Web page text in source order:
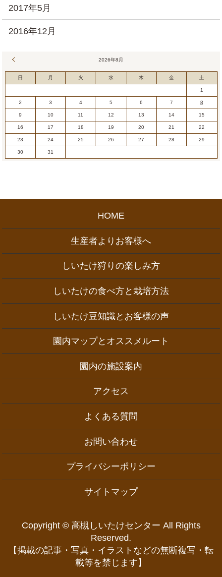
2017年5月
2016年12月
2026年8月
日 月 火 水 木 金 土
1
2 3 4 5 6 7 8
9 10 11 12 13 14 15
16 17 18 19 20 21 22
23 24 25 26 27 28 29
30 31
HOME
生産者よりお客様へ
しいたけ狩りの楽しみ方
しいたけの食べ方と栽培方法
しいたけ豆知識とお客様の声
園内マップとオススメルート
園内の施設案内
アクセス
よくある質問
お問い合わせ
プライバシーポリシー
サイトマップ
Copyright © 高槻しいたけセンター All Rights
Reserved.
【掲載の記事・写真・イラストなどの無断複写・転
載等を禁じます】